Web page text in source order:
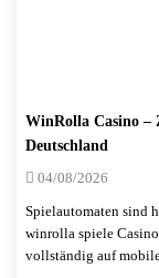
WinRolla Casino –
Deutschland
04/08/2026
Spielautomaten sind
winrolla spiele
vollständig auf